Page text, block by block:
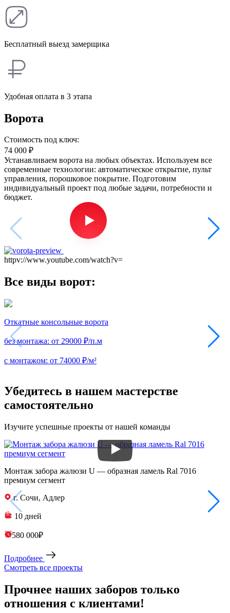
Бесплатный выезд замерщика
Удобная оплата в 3 этапа
Ворота
Стоимость под ключ:
74 000 ₽
Устанавливаем ворота на любых объектах. Используем все
современные технологии: автоматическое открытие, пульт
управления, порошковое покрытие. Подготовим
индивидуальный проект под любые задачи, потребности и
бюджет.
httpv://www.youtube.com/watch?v=
Все виды ворот:
Откатные консольные ворота
без монтажа: от 29000 ₽/п.м
с монтажом: от 74000 ₽/м²
Убедитесь в нашем мастерстве
самостоятельно
Изучите успешные проекты от нашей команды
Монтаж забора жалюзи U — образная ламель Ral 7016
премиум сегмент
г. Сочи, Адлер
10 дней
580 000₽
Подробнее
Смотреть все проекты
Прочнее наших заборов только
отношения с клиентами!